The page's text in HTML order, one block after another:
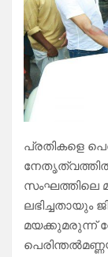
പ്രതികളെ
സംഘത്തിലെ
ലഭിച്ചതായും
മയക്കുമരുന്ന്